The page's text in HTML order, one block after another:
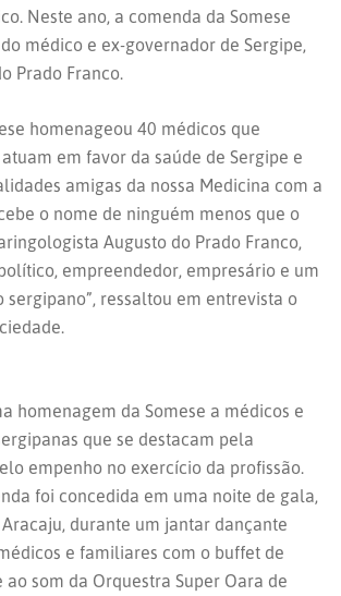
Neste ano, a comenda da Somese
médico e ex-governador de Sergipe,
Prado Franco.
homenageou 40 médicos que
em favor da saúde de Sergipe e
amigas da nossa Medicina com a
o nome de ninguém menos que o
Augusto do Prado Franco,
empreendedor, empresário e um
sergipano”, ressaltou em entrevista o
homenagem da Somese a médicos e
que se destacam pela
empenho no exercício da profissão.
foi concedida em uma noite de gala,
durante um jantar dançante
e familiares com o buffet de
ao som da Orquestra Super Oara de